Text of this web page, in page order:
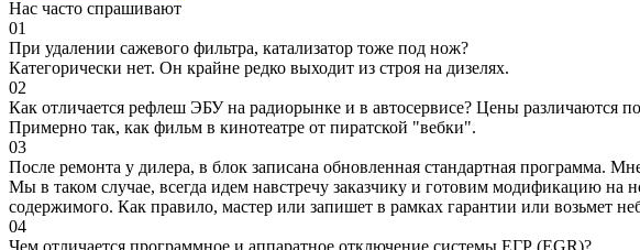
Нас часто спрашивают
01
При удалении сажевого фильтра, катализатор тоже под нож?
Категорически нет. Он крайне редко выходит из строя на дизелях.
02
Как отличается рефлеш ЭБУ на радиорынке и в автосервисе? Цены различаются
Примерно так, как фильм в кинотеатре от пиратской "вебки".
03
После ремонта у дилера, в блок записана обновленная стандартная программа.
Мы в таком случае, всегда идем навстречу заказчику и готовим модификацию на
содержимого. Как правило, мастер или запишет в рамках гарантии или возьмет
04
Чем отличается программное и аппаратное отключение системы ЕГР (EGR)?